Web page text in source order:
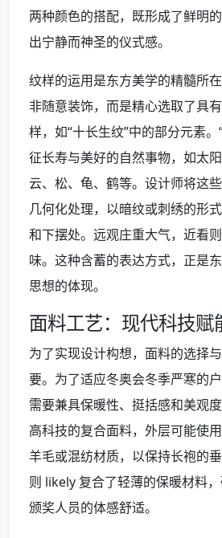
两种颜色的搭配，既形成了鲜明
出宁静而神圣的仪式感。
纹样的运用是东方美学的精髓所
非随意装饰，而是精心选取了具
样，如“十长生纹”中的部分元素
征长寿与美好的自然事物，如太阳
云、松、龟、鹤等。设计师将这些
几何化处理，以暗纹或刺绣的形
和下摆处。远观庄重大气，近看
味。这种含蓄的表达方式，正是
思想的体现。
面料工艺：现代科技赋
为了实现设计构想，面料的选择
要。为了适应冬奥会冬季严寒的
需要兼具保暖性、挺括感和美观
高科技的复合面料，外层可能使
羊毛或混纺材质，以保持长袍的
则 likely 复合了轻薄的保暖材料
颁奖人员的体感舒适。